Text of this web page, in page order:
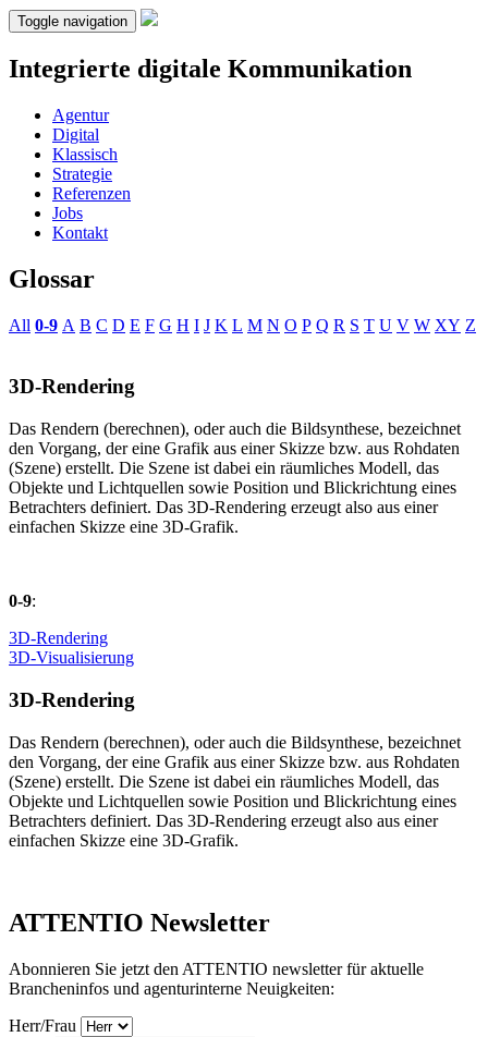
Toggle navigation
Integrierte digitale Kommunikation
Agentur
Digital
Klassisch
Strategie
Referenzen
Jobs
Kontakt
Glossar
All 0-9 A B C D E F G H I J K L M N O P Q R S T U V W XY Z
3D-Rendering
Das Rendern (berechnen), oder auch die Bildsynthese, bezeichnet
den Vorgang, der eine Grafik aus einer Skizze bzw. aus Rohdaten
(Szene) erstellt. Die Szene ist dabei ein räumliches Modell, das
Objekte und Lichtquellen sowie Position und Blickrichtung eines
Betrachters definiert. Das 3D-Rendering erzeugt also aus einer
einfachen Skizze eine 3D-Grafik.
0-9:
3D-Rendering
3D-Visualisierung
3D-Rendering
Das Rendern (berechnen), oder auch die Bildsynthese, bezeichnet
den Vorgang, der eine Grafik aus einer Skizze bzw. aus Rohdaten
(Szene) erstellt. Die Szene ist dabei ein räumliches Modell, das
Objekte und Lichtquellen sowie Position und Blickrichtung eines
Betrachters definiert. Das 3D-Rendering erzeugt also aus einer
einfachen Skizze eine 3D-Grafik.
ATTENTIO Newsletter
Abonnieren Sie jetzt den ATTENTIO newsletter für aktuelle
Brancheninfos und agenturinterne Neuigkeiten:
Herr/Frau